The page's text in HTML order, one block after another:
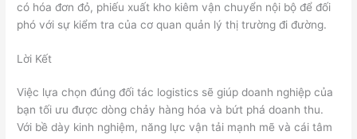
có hóa đơn đỏ, phiếu xuất kho kiêm vận chuyển nội bộ để đối
phó với sự kiểm tra của cơ quan quản lý thị trường đi đường.
Lời Kết
Việc lựa chọn đúng đối tác logistics sẽ giúp doanh nghiệp của
bạn tối ưu được dòng chảy hàng hóa và bứt phá doanh thu.
Với bề dày kinh nghiệm, năng lực vận tải mạnh mẽ và cái tâm